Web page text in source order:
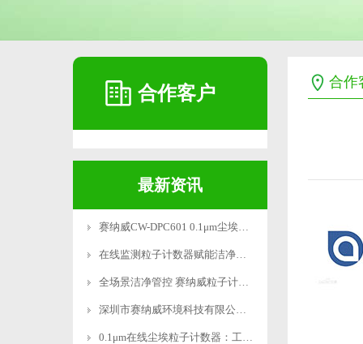
合作客户
最新资讯
赛纳威CW-DPC601 0.1μm尘埃粒子计数器获双权威认证
在线监测粒子计数器赋能洁净车间智能管控
全场景洁净管控 赛纳威粒子计数器覆盖半导体 / 锂电 / 医药 / 航空航天全行业
深圳市赛纳威环境科技有限公司携创新产品 “0.1um在线尘埃粒子计数器” 闪耀 2025 亚太洁净展
0.1μm在线尘埃粒子计数器：工业级精密监测新标杆
合作